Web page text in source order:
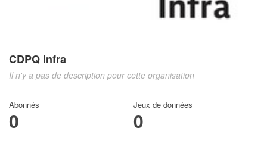
CDPQ Infra
Il n'y a pas de description pour cette organisation
Abonnés
0
Jeux de données
0